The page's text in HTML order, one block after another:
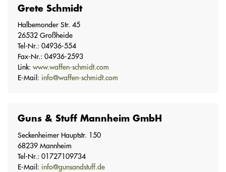
Grete Schmidt
Halbemonder Str. 45
26532 Großheide
Tel-Nr.: 04936-554
Fax-Nr.: 04936-2593
Link: www.waffen-schmidt.com
E-Mail: info@waffen-schmidt.com
Guns & Stuff Mannheim GmbH
Seckenheimer Hauptstr. 150
68239 Mannheim
Tel-Nr.: 01727109734
E-Mail: info@gunsandstuff.de